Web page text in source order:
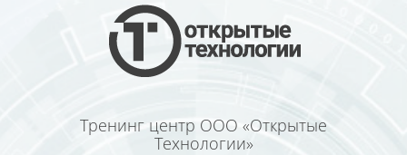
Перейти к основному содержанию
Тренинг центр ООО «Открытые
Технологии»